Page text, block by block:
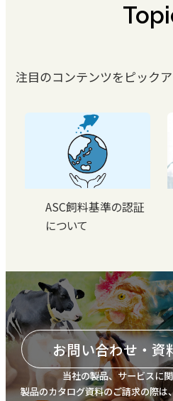
注目のコンテンツをピックア
ASC飼料基準の認証
について
お問い合わせ・資
当社の製品、サービスに
製品のカタログ資料のご請求の際